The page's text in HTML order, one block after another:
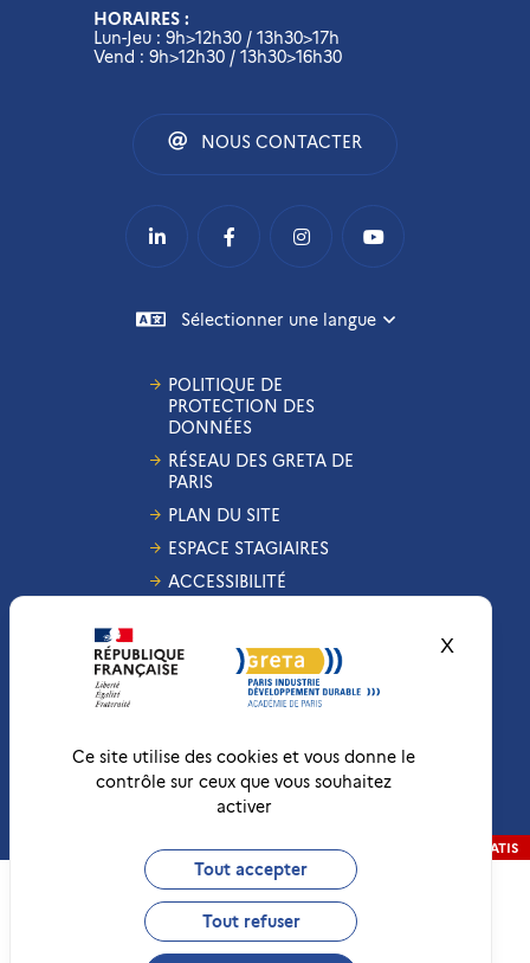
Ce site utilise des cookies et vous donne le
contrôle sur ceux que vous souhaitez
activer
Tout accepter
Tout refuser
X
HORAIRES :
Lun-Jeu : 9h>12h30 / 13h30>17h
Vend : 9h>12h30 / 13h30>16h30
NOUS CONTACTER
Sélectionner une langue
POLITIQUE DE
PROTECTION DES
DONNÉES
RÉSEAU DES GRETA DE
PARIS
PLAN DU SITE
ESPACE STAGIAIRES
ACCESSIBILITÉ
CONDITIONS
GÉNÉRALES DE VENTE
MENTIONS LÉGALES
STRATIS